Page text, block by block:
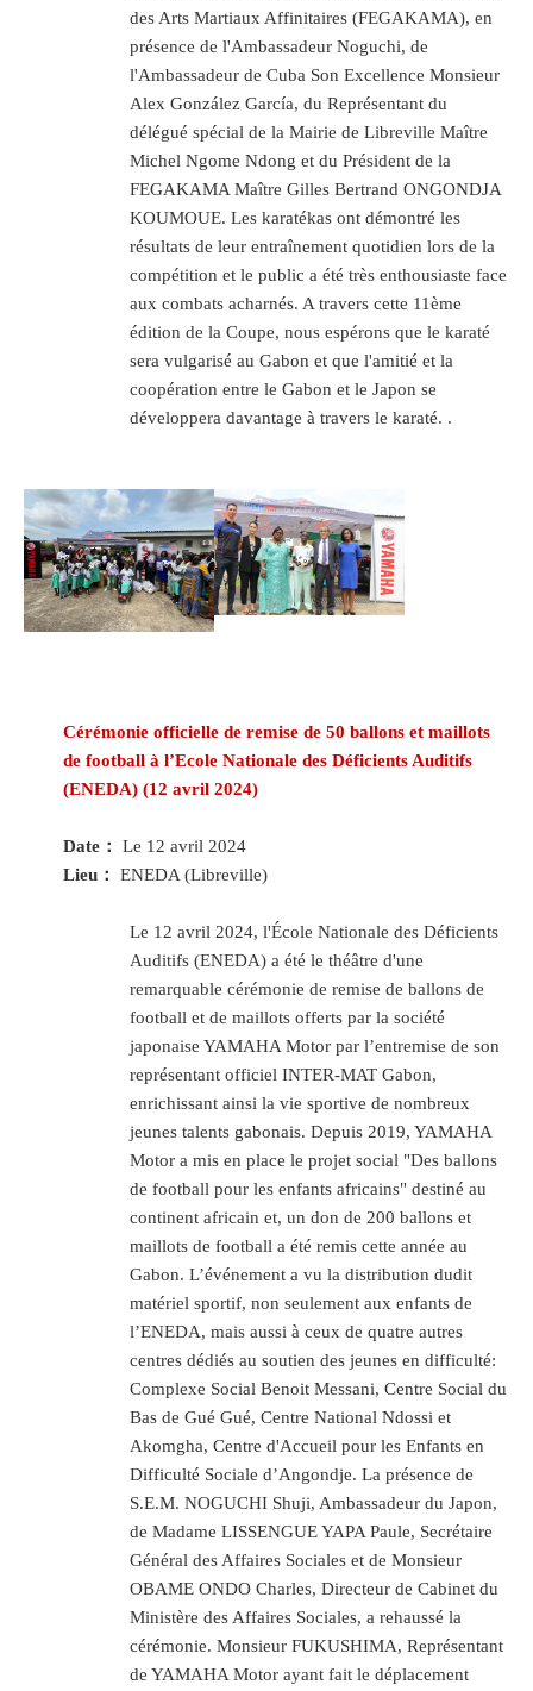
des Arts Martiaux Affinitaires (FEGAKAMA), en
présence de l'Ambassadeur Noguchi, de
l'Ambassadeur de Cuba Son Excellence Monsieur
Alex González García, du Représentant du
délégué spécial de la Mairie de Libreville Maître
Michel Ngome Ndong et du Président de la
FEGAKAMA Maître Gilles Bertrand ONGONDJA
KOUMOUE. Les karatékas ont démontré les
résultats de leur entraînement quotidien lors de la
compétition et le public a été très enthousiaste face
aux combats acharnés. A travers cette 11ème
édition de la Coupe, nous espérons que le karaté
sera vulgarisé au Gabon et que l'amitié et la
coopération entre le Gabon et le Japon se
développera davantage à travers le karaté. .
Cérémonie officielle de remise de 50 ballons et maillots
de football à l’Ecole Nationale des Déficients Auditifs
(ENEDA) (12 avril 2024)
Date：
Le 12 avril 2024
Lieu：
ENEDA (Libreville)
Le 12 avril 2024, l'École Nationale des Déficients
Auditifs (ENEDA) a été le théâtre d'une
remarquable cérémonie de remise de ballons de
football et de maillots offerts par la société
japonaise YAMAHA Motor par l’entremise de son
représentant officiel INTER-MAT Gabon,
enrichissant ainsi la vie sportive de nombreux
jeunes talents gabonais. Depuis 2019, YAMAHA
Motor a mis en place le projet social "Des ballons
de football pour les enfants africains" destiné au
continent africain et, un don de 200 ballons et
maillots de football a été remis cette année au
Gabon. L’événement a vu la distribution dudit
matériel sportif, non seulement aux enfants de
l’ENEDA, mais aussi à ceux de quatre autres
centres dédiés au soutien des jeunes en difficulté:
Complexe Social Benoit Messani, Centre Social du
Bas de Gué Gué, Centre National Ndossi et
Akomgha, Centre d'Accueil pour les Enfants en
Difficulté Sociale d’Angondje. La présence de
S.E.M. NOGUCHI Shuji, Ambassadeur du Japon,
de Madame LISSENGUE YAPA Paule, Secrétaire
Général des Affaires Sociales et de Monsieur
OBAME ONDO Charles, Directeur de Cabinet du
Ministère des Affaires Sociales, a rehaussé la
cérémonie. Monsieur FUKUSHIMA, Représentant
de YAMAHA Motor ayant fait le déplacement